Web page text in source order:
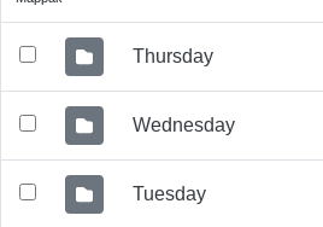
Thursday
Wednesday
Tuesday